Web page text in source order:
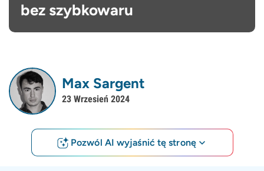
bez szybkowaru
Max Sargent
23 Wrzesień 2024
Pozwól AI wyjaśnić tę stronę